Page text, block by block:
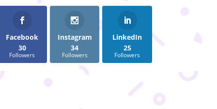
Facebook
30
Followers
Instagram
34
Followers
LinkedIn
25
Followers